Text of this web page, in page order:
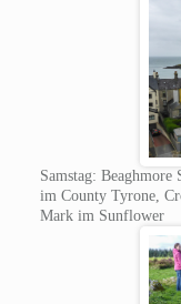
Samstag: Beaghmore
im County Tyrone,
Mark im Sunflower